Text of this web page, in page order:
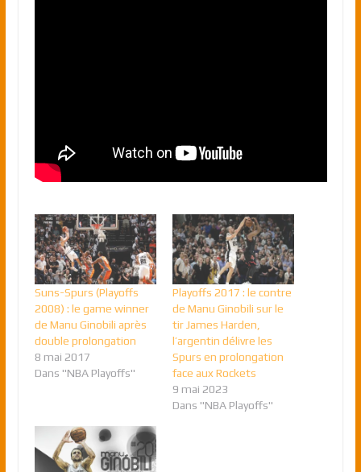
Suns-Spurs (Playoffs
2008) : le game winner
de Manu Ginobili après
double prolongation
8 mai 2017
Dans "NBA Playoffs"
Playoffs 2017 : le contre
de Manu Ginobili sur le
tir James Harden,
l’argentin délivre les
Spurs en prolongation
face aux Rockets
9 mai 2023
Dans "NBA Playoffs"